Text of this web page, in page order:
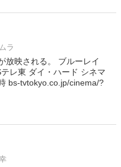
ラ
放映される。 ブルーレイ
レ東 ダイ・ハード シネマ
bs-tvtokyo.co.jp/cinema/?